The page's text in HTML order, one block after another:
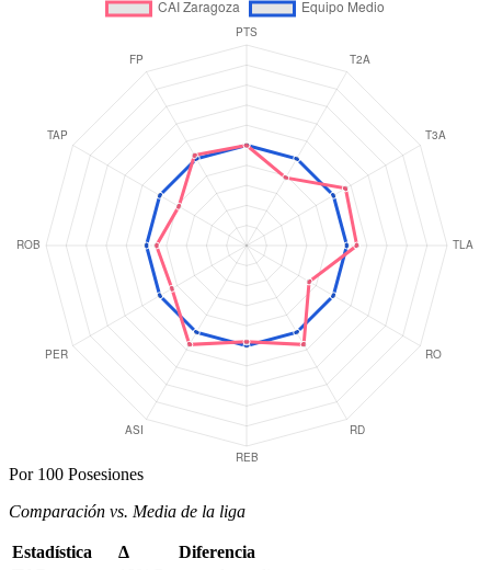
Por 100 Posesiones
Comparación vs. Media de la liga
Estadística Δ
Diferencia